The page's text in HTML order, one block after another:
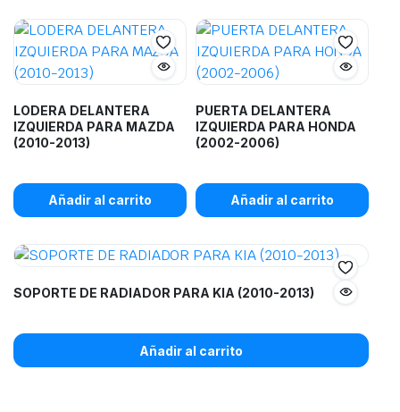
LODERA DELANTERA
IZQUIERDA PARA MAZDA
(2010-2013)
Añadir al carrito
PUERTA DELANTERA
IZQUIERDA PARA HONDA
(2002-2006)
Añadir al carrito
SOPORTE DE RADIADOR PARA KIA (2010-2013)
Añadir al carrito